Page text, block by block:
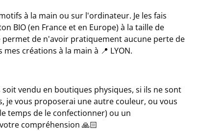
à la main ou sur l'ordinateur. Je les fais
BIO (en France et en Europe) à la taille de
permet de n'avoir pratiquement aucune perte de
créations à la main à 📍 LYON.
vendu en boutiques physiques, si ils ne sont
je vous proposerai une autre couleur, ou vous
temps de le confectionner) ou un
compréhension 🙏🏻